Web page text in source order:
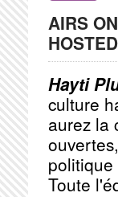
AIRS
Hayti
culture
aurez la
Toute